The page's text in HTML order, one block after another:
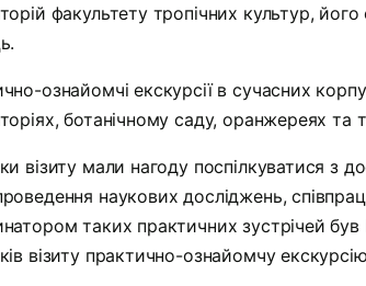
факультету тропічних культур,
ознайомчі екскурсії в сучасних
ботанічному саду, оранжереях та
візиту мали нагоду поспілкуватися з
наукових досліджень,
таких практичних зустрічей
візиту практично-ознайомчу